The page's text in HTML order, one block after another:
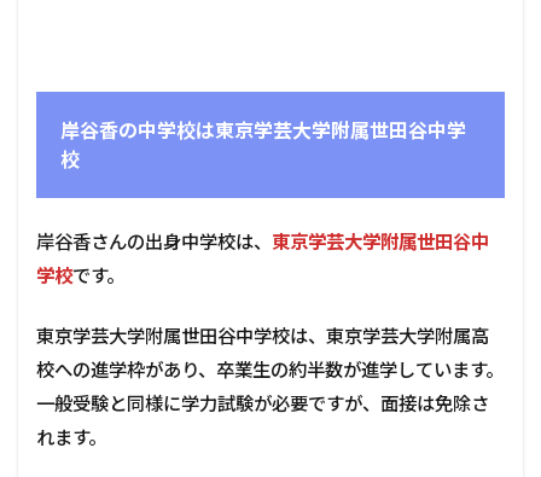
岸谷香の中学校は東京学芸大学附属世田谷中学
校
岸谷香さんの出身中学校は、 東京学芸大学附属世田谷中
学校です。
東京学芸大学附属世田谷中学校は、東京学芸大学附属高
校への進学枠があり、卒業生の約半数が進学しています。
一般受験と同様に学力試験が必要ですが、面接は免除さ
れます。